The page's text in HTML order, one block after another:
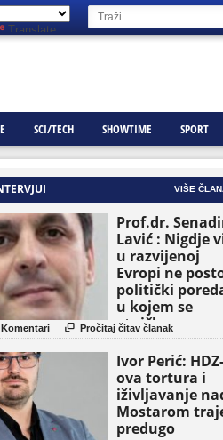
Translate
SCI/TECH SHOWTIME SPORT
VIŠE
Prof.dr.
Lavić : Nigdje
u razvijenoj
Evropi ne
politički
u kojem se
etničke grupe
pojavljuju kao
osnovne
jedinice
Komentari  Pročitaj čitav članak
Ivor Perić: HDZ-
ova tortura i
iživljavanje
Mostarom
predugo